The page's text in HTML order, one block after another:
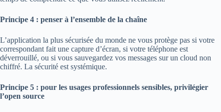
Principe 4 : penser à l’ensemble de la chaîne
L’application la plus sécurisée du monde ne vous protège pas si votre
correspondant fait une capture d’écran, si votre téléphone est
déverrouillé, ou si vous sauvegardez vos messages sur un cloud non
chiffré. La sécurité est systémique.
Principe 5 : pour les usages professionnels sensibles, privilégier
l’open source